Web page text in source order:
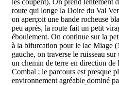
route qui longe la Doire du Val
on aperçoit une bande rocheuse
peu après, la route fait un petit
éboulement. On continue sur la
à la bifurcation pour le lac Miage
gauche, on traverse le ruisseau
un chemin de terre en direction de
Combal ; le parcours est presque
environnement agréable dominé